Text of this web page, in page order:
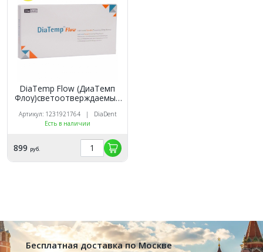
DiaTemp Flow (ДиаТемп
Флоу)светоотверждаемый
вязкости , цвет: желтый
(5шпр*1.8гр)/DiaDent
Артикул: 1231921764 | DiaDent
Есть в наличии
899 руб.
Бесплатная доставка по Москве